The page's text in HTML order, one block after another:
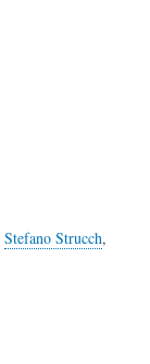
Stefano Strucch,